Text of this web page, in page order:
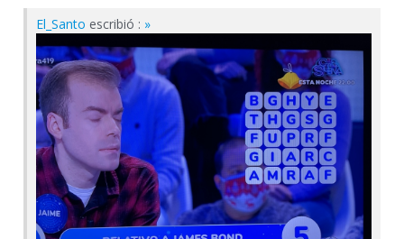
El_Santo escribió : »